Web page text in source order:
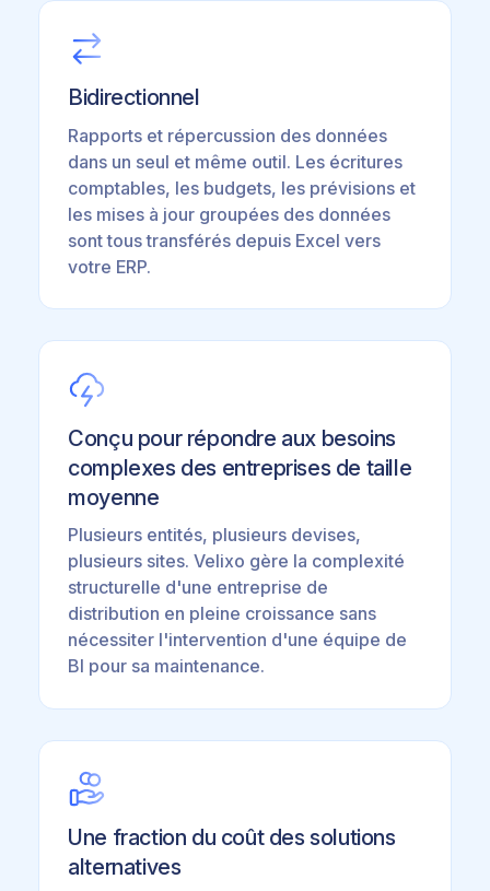
Bidirectionnel
Rapports et répercussion des données
dans un seul et même outil. Les écritures
comptables, les budgets, les prévisions et
les mises à jour groupées des données
sont tous transférés depuis Excel vers
votre ERP.
Conçu pour répondre aux besoins
complexes des entreprises de taille
moyenne
Plusieurs entités, plusieurs devises,
plusieurs sites. Velixo gère la complexité
structurelle d'une entreprise de
distribution en pleine croissance sans
nécessiter l'intervention d'une équipe de
BI pour sa maintenance.
Une fraction du coût des solutions
alternatives